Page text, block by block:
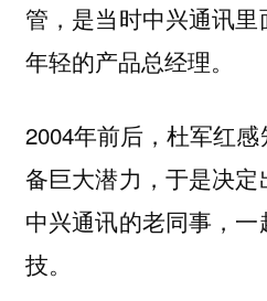
管，是当时中兴通讯
年轻的产品总经理。
2004年前后，杜军红
备巨大潜力，于是决
中兴通讯的老同事，
技。